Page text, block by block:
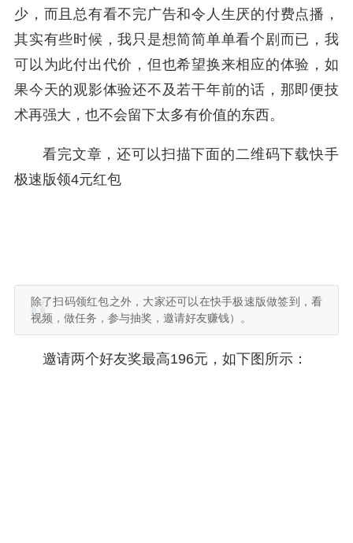
少，而且总有看不完广告和令人生厌的付费点播，
其实有些时候，我只是想简简单单看个剧而已，我
可以为此付出代价，但也希望换来相应的体验，如
果今天的观影体验还不及若干年前的话，那即便技
术再强大，也不会留下太多有价值的东西。
看完文章，还可以扫描下面的二维码下载快手
极速版领4元红包
除了扫码领红包之外，大家还可以在快手极速版做签到，看
视频，做任务，参与抽奖，邀请好友赚钱）。
邀请两个好友奖最高196元，如下图所示：